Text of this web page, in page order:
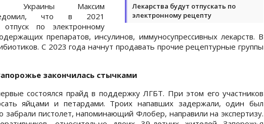
Лекарства будут отпускать по
электронному рецепту
Украины Максим
что в 2021
по электронному
препаратов, инсулинов, иммуносупрессивных лекарств. В
С 2023 года начнут продавать прочие рецептурные группы
закончилась стычками
состоялся прайд в поддержку ЛГБТ. При этом его участников
яйцами и петардами. Троих напавших задержали, один был
забрали пистолет, напоминающий Флобер, направили на экспертизу.